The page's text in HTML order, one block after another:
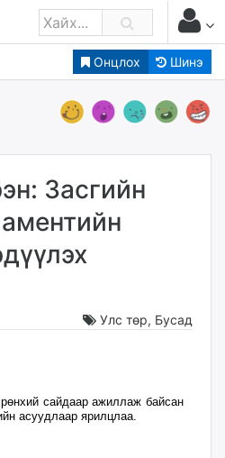
Онцлох Шинэ
Засгийн
Улс төр, Бусад
сайдаар ажиллаж байсан
асуудлаар ярилцлаа.